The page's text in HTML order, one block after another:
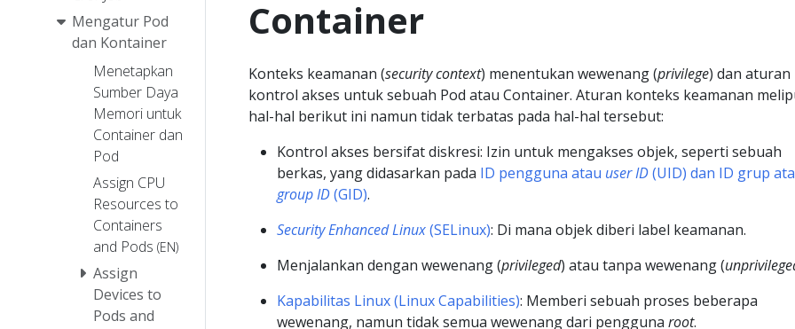
Mengatur Pod
dan Kontainer
Menetapkan
Sumber Daya
Memori untuk
Container dan
Pod
Assign CPU
Resources to
Containers
and Pods (EN)
Assign
Devices to
Pods and
Container
Konteks keamanan (security context) menentukan wewenang (privilege) dan aturan
kontrol akses untuk sebuah Pod atau Container. Aturan konteks keamanan
hal-hal berikut ini namun tidak terbatas pada hal-hal tersebut:
Kontrol akses bersifat diskresi: Izin untuk mengakses objek, seperti sebuah
berkas, yang didasarkan pada ID pengguna atau user ID(UID) dan ID grup
group ID(GID).
Security Enhanced Linux(SELinux): Di mana objek diberi label keamanan.
Menjalankan dengan wewenang (privileged) atau tanpa wewenang (
Kapabilitas Linux (Linux Capabilities): Memberi sebuah proses beberapa
wewenang, namun tidak semua wewenang dari pengguna root.